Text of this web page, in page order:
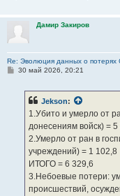
Дамир Закиров
Re: Эволюция данных о
С30 май 2026, 20:21
Jekson:
1.Убито и умерло от
донесениям войск) = 5
2.Умерло от ран в
учреждений) = 1 102,8
ИТОГО = 6 329,6
3.Небоевые потери:
происшествий,